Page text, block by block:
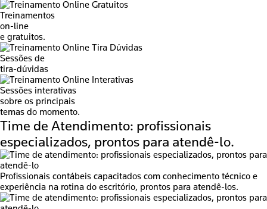
Treinamentos
on-line
e gratuitos.
Sessões de
tira-dúvidas
Sessões interativas
sobre os principais
temas do momento.
Time de Atendimento: profissionais
especializados, prontos para atendê-lo.
Profissionais contábeis capacitados com conhecimento técnico e
experiência na rotina do escritório, prontos para atendê-los.